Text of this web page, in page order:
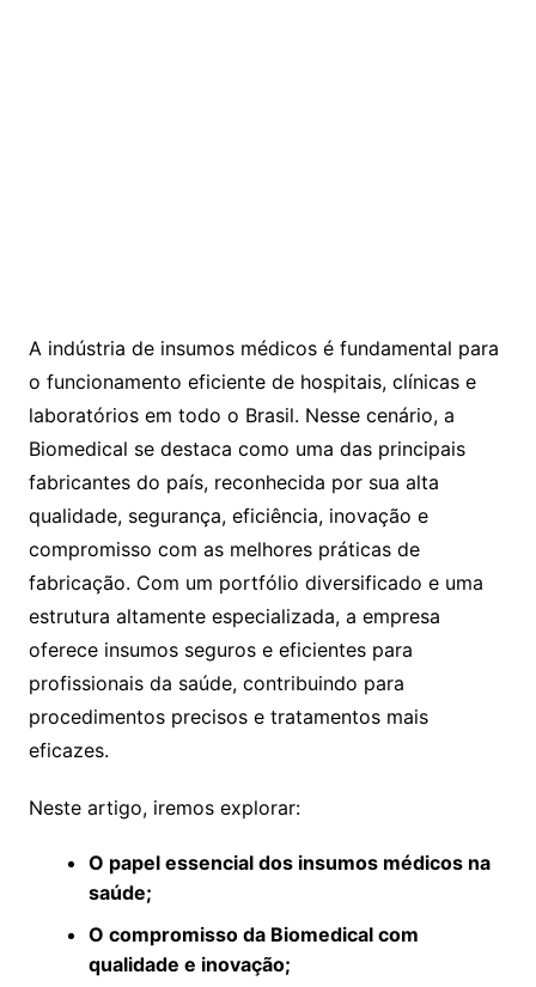
A indústria de insumos médicos é fundamental para
o funcionamento eficiente de hospitais, clínicas e
laboratórios em todo o Brasil. Nesse cenário, a
Biomedical se destaca como uma das principais
fabricantes do país, reconhecida por sua alta
qualidade, segurança, eficiência, inovação e
compromisso com as melhores práticas de
fabricação. Com um portfólio diversificado e uma
estrutura altamente especializada, a empresa
oferece insumos seguros e eficientes para
profissionais da saúde, contribuindo para
procedimentos precisos e tratamentos mais
eficazes.
Neste artigo, iremos explorar:
O papel essencial dos insumos médicos na
saúde;
O compromisso da Biomedical com
qualidade e inovação;